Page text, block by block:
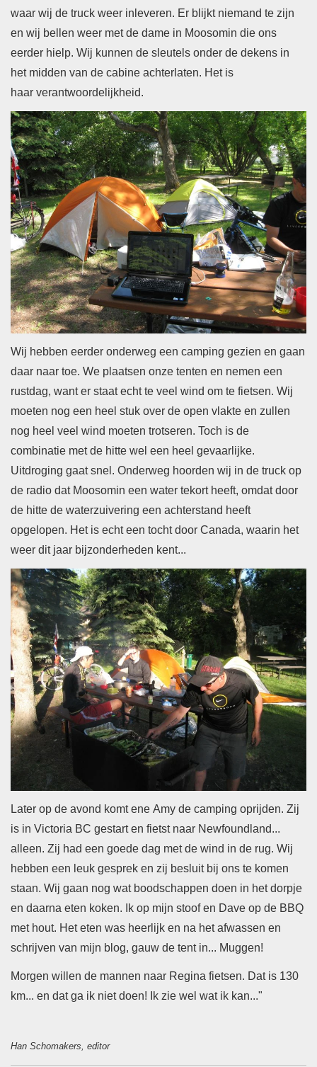
waar wij de truck weer inleveren. Er blijkt niemand te zijn
en wij bellen weer met de dame in Moosomin die ons
eerder hielp. Wij kunnen de sleutels onder de dekens in
het midden van de cabine achterlaten. Het is
haar verantwoordelijkheid.
Wij hebben eerder onderweg een camping gezien en gaan
daar naar toe. We plaatsen onze tenten en nemen een
rustdag, want er staat echt te veel wind om te fietsen. Wij
moeten nog een heel stuk over de open vlakte en zullen
nog heel veel wind moeten trotseren. Toch is de
combinatie met de hitte wel een heel gevaarlijke.
Uitdroging gaat snel. Onderweg hoorden wij in de truck op
de radio dat Moosomin een water tekort heeft, omdat door
de hitte de waterzuivering een achterstand heeft
opgelopen. Het is echt een tocht door Canada, waarin het
weer dit jaar bijzonderheden kent...
Later op de avond komt ene Amy de camping oprijden. Zij
is in Victoria BC gestart en fietst naar Newfoundland...
alleen. Zij had een goede dag met de wind in de rug. Wij
hebben een leuk gesprek en zij besluit bij ons te komen
staan. Wij gaan nog wat boodschappen doen in het dorpje
en daarna eten koken. Ik op mijn stoof en Dave op de BBQ
met hout. Het eten was heerlijk en na het afwassen en
schrijven van mijn blog, gauw de tent in... Muggen!
Morgen willen de mannen naar Regina fietsen. Dat is 130
km... en dat ga ik niet doen! Ik zie wel wat ik kan..."
Han Schomakers, editor